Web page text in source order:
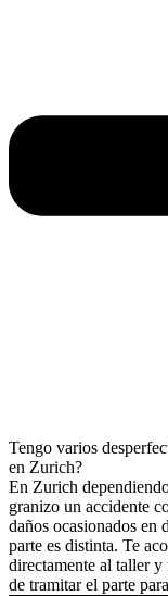
Tengo varios
en Zurich?
En Zurich
granizo un accidente
daños ocasionados en
parte es distinta. Te
directamente al taller y
de tramitar el parte